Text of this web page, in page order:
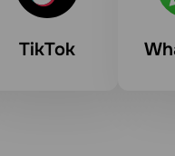
TikTok